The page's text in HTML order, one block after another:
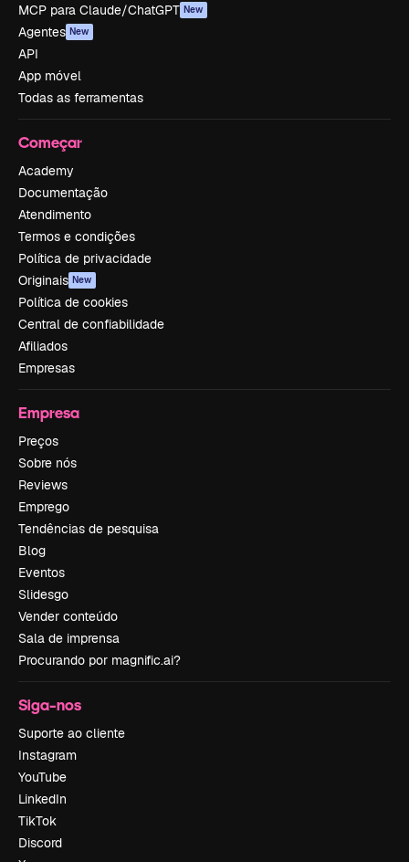
MCP para Claude/ChatGPT New
Agentes New
API
App móvel
Todas as ferramentas
Começar
Academy
Documentação
Atendimento
Termos e condições
Política de privacidade
Originais New
Política de cookies
Central de confiabilidade
Afiliados
Empresas
Empresa
Preços
Sobre nós
Reviews
Emprego
Tendências de pesquisa
Blog
Eventos
Slidesgo
Vender conteúdo
Sala de imprensa
Procurando por magnific.ai?
Siga-nos
Suporte ao cliente
Instagram
YouTube
LinkedIn
TikTok
Discord